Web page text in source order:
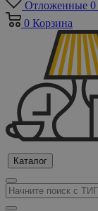
Отложенные 0
0 Корзина
Каталог